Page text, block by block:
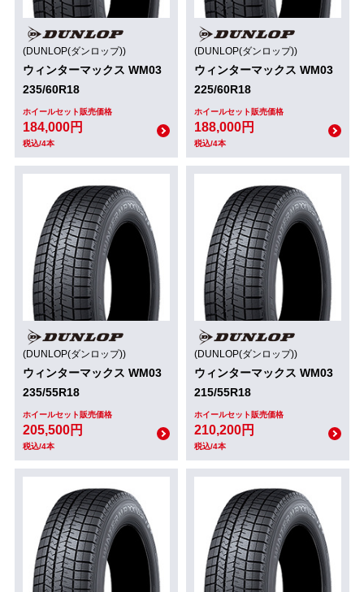
(DUNLOP(ダンロップ))
ウィンターマックス WM03
235/60R18
ホイールセット販売価格
184,000円
税込/4本
(DUNLOP(ダンロップ))
ウィンターマックス WM03
225/60R18
ホイールセット販売価格
188,000円
税込/4本
(DUNLOP(ダンロップ))
ウィンターマックス WM03
235/55R18
ホイールセット販売価格
205,500円
税込/4本
(DUNLOP(ダンロップ))
ウィンターマックス WM03
215/55R18
ホイールセット販売価格
210,200円
税込/4本